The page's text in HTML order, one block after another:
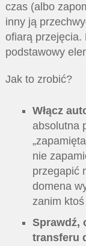
czas (albo
inny ją
ofiarą przejęcia.
podstawowy
Jak to zrobić?
Włącz
absolutna
nie
przegapić
domena
zanim
Sprawdź,
transferu